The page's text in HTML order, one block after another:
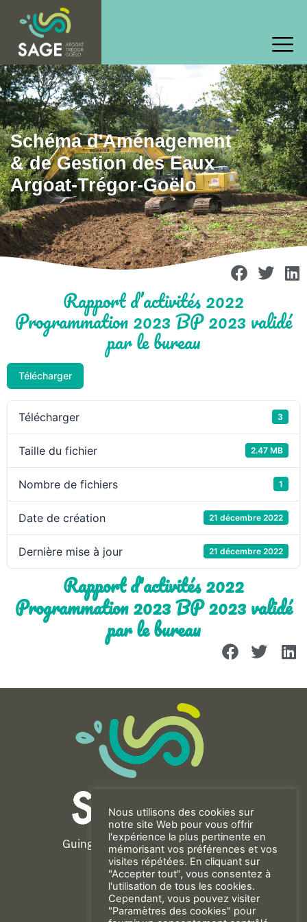
Schéma d'Aménagement
& de Gestion des Eaux
Argoat-Trégor-Goëlo
Rapport d’activités 2022
Programmation 2023 BP 2023 validé
par le bureau
Télécharger
Télécharger 3
Taille du fichier 2.47 MB
Nombre de fichiers 1
Date de création 21 décembre 2022
Dernière mise à jour 21 décembre 2022
Rapport d'activités 2022
Programmation 2023 BP 2023 validé
par le bureau
Guingamp-Paimpol Agglomération
11 rue de la Trinité
22200 GUINGAMP
02 96 40 23 82
Nous utilisons des cookies sur
notre site Web pour vous offrir
l'expérience la plus pertinente en
mémorisant vos préférences et vos
visites répétées. En cliquant sur
"Accepter tout", vous consentez à
l'utilisation de tous les cookies.
Cependant, vous pouvez visiter
"Paramètres des cookies" pour